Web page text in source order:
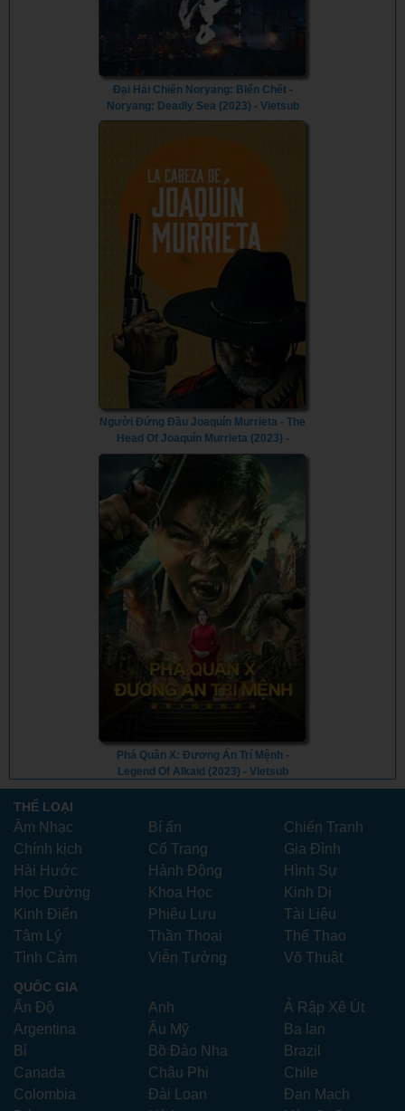
Đại Hải Chiến Noryang: Biển Chết -
Noryang: Deadly Sea (2023) - Vietsub
Người Đứng Đầu Joaquín Murrieta - The
Head Of Joaquín Murrieta (2023) -
Vietsub
Phá Quân X: Đương Án Trí Mệnh -
Legend Of Alkaid (2023) - Vietsub
THỂ LOẠI
Âm Nhạc Bí ẩn
Chiến Tranh
Chính kịch
Cổ Trang
Gia Đình
Hài Hước
Hành Động
Hình Sự
Học Đường
Khoa Học
Kinh Dị
Kinh Điển
Phiêu Lưu
Tài Liệu
Tâm Lý
Thần Thoại
Thể Thao
Tình Cảm
Viễn Tưởng Võ Thuật
QUỐC GIA
Ấn Độ Anh
Ả Rập Xê Út
Argentina
Âu Mỹ
Ba lan
Bỉ
Bồ Đào Nha
Brazil
Canada
Châu Phi
Chile
Colombia
Đài Loan
Đan Mạch